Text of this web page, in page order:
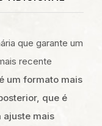
que garante um
recente
é um formato mais
que é
ajuste mais